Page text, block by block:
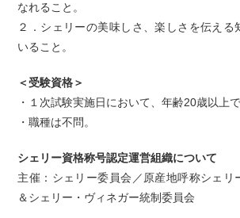
なれること。
２．シェリーの美味しさ、楽しさを伝える
いること。
＜受験資格＞
・１次試験実施日において、年齢20歳以上で
・職種は不問。
シェリー資格称号認定運営組織について
主催：シェリー委員会／原産地呼称シェリ
＆シェリー・ヴィネガー統制委員会